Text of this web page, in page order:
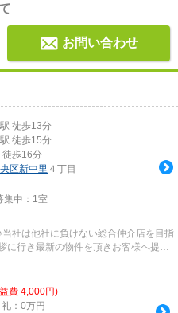
お問い合わせ
駅 徒歩13分
駅 徒歩15分
徒歩16分
区新中里 ４丁目
中： 1室
社は他社に負けない総合仲介店を目指
に行き最新の物件を頂きお客様へ提供
費 4,000円)
：0万円